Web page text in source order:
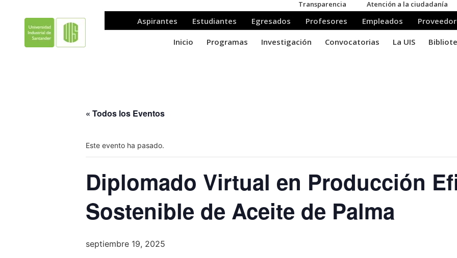
« Todos los Eventos
Este evento ha pasado.
Diplomado Virtual en Producción
Sostenible de Aceite de Palma
septiembre 19, 2025